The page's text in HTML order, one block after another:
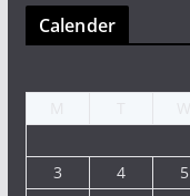
Calender
3
4 5